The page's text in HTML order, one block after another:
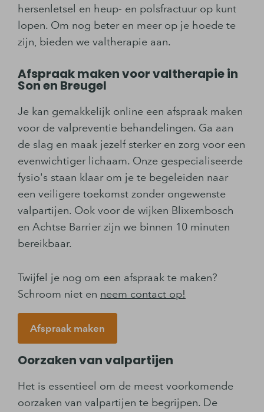
hersenletsel en heup- en polsfractuur op kunt
lopen. Om nog beter en meer op je hoede te
zijn, bieden we valtherapie aan.
Afspraak maken voor valtherapie in
Son en Breugel
Je kan gemakkelijk online een afspraak maken
voor de valpreventie behandelingen. Ga aan
de slag en maak jezelf sterker en zorg voor een
evenwichtiger lichaam. Onze gespecialiseerde
fysio's staan klaar om je te begeleiden naar
een veiligere toekomst zonder ongewenste
valpartijen. Ook voor de wijken Blixembosch
en Achtse Barrier zijn we binnen 10 minuten
bereikbaar.
Twijfel je nog om een afspraak te maken?
Schroom niet en neem contact op!
Afspraak maken
Oorzaken van valpartijen
Het is essentieel om de meest voorkomende
oorzaken van valpartijen te begrijpen. De